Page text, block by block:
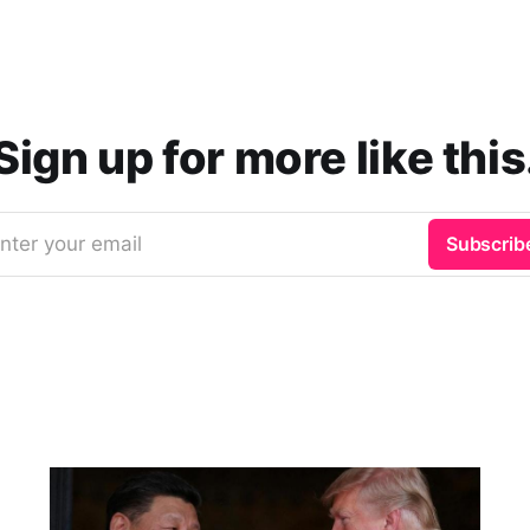
up for more like
your email